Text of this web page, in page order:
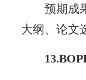
预期成
大纲、论文